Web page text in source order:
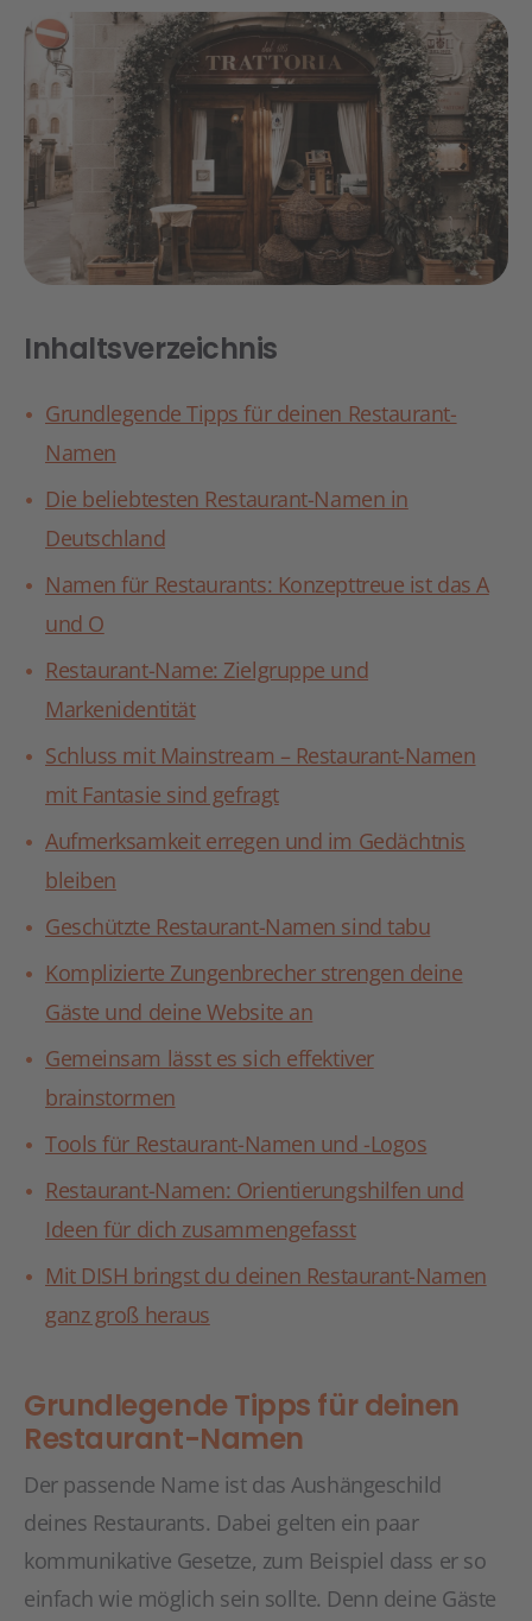
Inhaltsverzeichnis
Grundlegende Tipps für deinen Restaurant-
Namen
Die beliebtesten Restaurant-Namen in
Deutschland
Namen für Restaurants: Konzepttreue ist das A
und O
Restaurant-Name: Zielgruppe und
Markenidentität
Schluss mit Mainstream – Restaurant-Namen
mit Fantasie sind gefragt
Aufmerksamkeit erregen und im Gedächtnis
bleiben
Geschützte Restaurant-Namen sind tabu
Komplizierte Zungenbrecher strengen deine
Gäste und deine Website an
Gemeinsam lässt es sich effektiver
brainstormen
Tools für Restaurant-Namen und -Logos
Restaurant-Namen: Orientierungshilfen und
Ideen für dich zusammengefasst
Mit DISH bringst du deinen Restaurant-Namen
ganz groß heraus
Grundlegende Tipps für deinen
Restaurant-Namen
Der passende Name ist das Aushängeschild
deines Restaurants. Dabei gelten ein paar
kommunikative Gesetze, zum Beispiel dass er so
einfach wie möglich sein sollte. Denn deine Gäste